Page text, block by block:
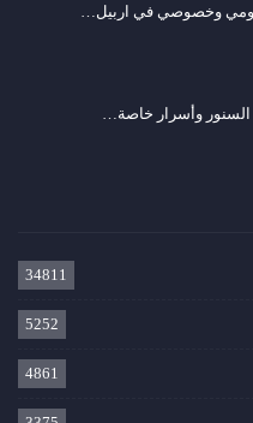
وخصوصي في اربيل…
السنور وأسرار خاصة…
34811
5252
4861